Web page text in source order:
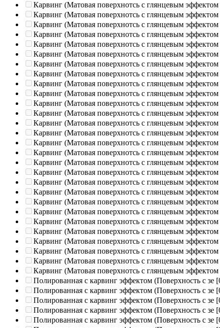
Карвинг (Матовая поверхнотсь с глянцевым эффектом
Карвинг (Матовая поверхнотсь с глянцевым эффектом
Карвинг (Матовая поверхнотсь с глянцевым эффектом
Карвинг (Матовая поверхнотсь с глянцевым эффектом
Карвинг (Матовая поверхнотсь с глянцевым эффектом
Карвинг (Матовая поверхнотсь с глянцевым эффектом
Карвинг (Матовая поверхнотсь с глянцевым эффектом
Карвинг (Матовая поверхнотсь с глянцевым эффектом
Карвинг (Матовая поверхнотсь с глянцевым эффектом
Карвинг (Матовая поверхнотсь с глянцевым эффектом
Карвинг (Матовая поверхнотсь с глянцевым эффектом
Карвинг (Матовая поверхнотсь с глянцевым эффектом
Карвинг (Матовая поверхнотсь с глянцевым эффектом
Карвинг (Матовая поверхнотсь с глянцевым эффектом
Карвинг (Матовая поверхнотсь с глянцевым эффектом
Карвинг (Матовая поверхнотсь с глянцевым эффектом
Карвинг (Матовая поверхнотсь с глянцевым эффектом
Карвинг (Матовая поверхнотсь с глянцевым эффектом
Карвинг (Матовая поверхнотсь с глянцевым эффектом
Карвинг (Матовая поверхнотсь с глянцевым эффектом
Карвинг (Матовая поверхнотсь с глянцевым эффектом
Карвинг (Матовая поверхнотсь с глянцевым эффектом
Карвинг (Матовая поверхнотсь с глянцевым эффектом
Карвинг (Матовая поверхнотсь с глянцевым эффектом
Карвинг (Матовая поверхнотсь с глянцевым эффектом
Карвинг (Матовая поверхнотсь с глянцевым эффектом
Карвинг (Матовая поверхнотсь с глянцевым эффектом
Карвинг (Матовая поверхнотсь с глянцевым эффектом
Полированная c карвинг эффектом (Поверхность с зе
Полированная c карвинг эффектом (Поверхность с зе
Полированная c карвинг эффектом (Поверхность с зе
Полированная c карвинг эффектом (Поверхность с зе
Полированная c карвинг эффектом (Поверхность с зе